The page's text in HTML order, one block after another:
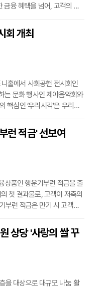
금융 혜택을 넘어, 고객의 일
청소 서비스 이용 시 할인
당의 할인 쿠폰이 제공되며,
회 개최
홀에서 사회공헌 전시회인
는 문화 행사인 제야음악회와
핵심인 ‘우리시각’은 우리금
소속 양서연 작가의 작품
더에 수록된 원화를 포함하
런 적금' 선보여
상품인 행운기부런 적금을 출
첫 결과물로, 고객이 저축의
부런 적금은 만기 시 고객이
사회적 가치 창출에 사용된
좌당 1,000원을 RMHC에
상당 '사랑의 쌀 꾸
을 대상으로 대규모 나눔 활